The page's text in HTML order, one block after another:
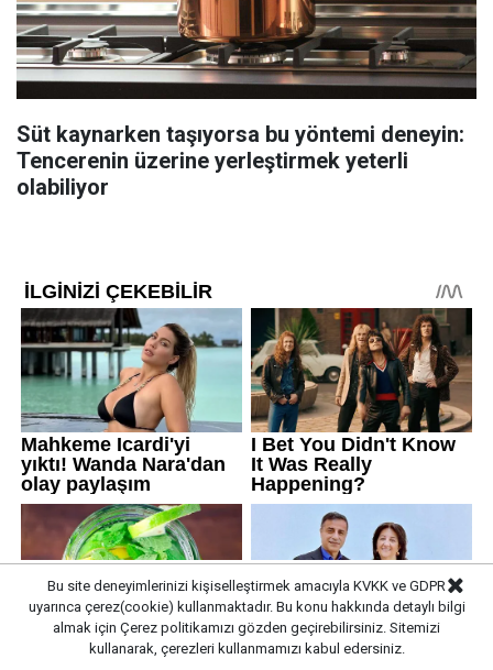
Süt kaynarken taşıyorsa bu yöntemi deneyin:
Tencerenin üzerine yerleştirmek yeterli
olabiliyor
Bu site deneyimlerinizi kişiselleştirmek amacıyla KVKK ve GDPR
uyarınca çerez(cookie) kullanmaktadır. Bu konu hakkında detaylı bilgi
almak için Çerez politikamızı gözden geçirebilirsiniz. Sitemizi
kullanarak, çerezleri kullanmamızı kabul edersiniz.